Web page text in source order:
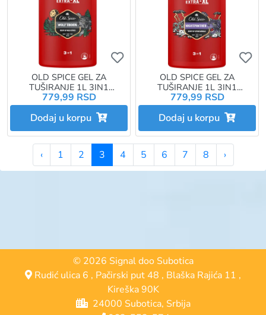
Ukoliko želite da dodate
OLD SPICE GEL ZA
TUŠIRANJE 1L 3IN1
PUMPICA WOLFTHORN
779,99 RSD
Dodaj u korpu
OLD SPICE GEL ZA
TUŠIRANJE 1L 3IN1
PUMPICA NIGHTPANTHER
779,99 RSD
Dodaj u korpu
‹ 1 2 3 4 5 6 7 8 ›
© 2026 Signal doo Subotica
Rudić ulica 6 , Pačirski put 48 , Blaška Rajića 11 ,
Kireška 90K
24000 Subotica, Srbija